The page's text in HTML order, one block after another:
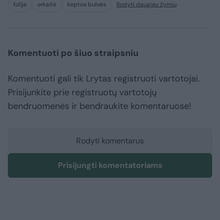
folija orkaitė keptos bulvės Rodyti daugiau žymių
Komentuoti po šiuo straipsniu
Komentuoti gali tik Lrytas registruoti vartotojai.
Prisijunkite prie registruotų vartotojų
bendruomenės ir bendraukite komentaruose!
Rodyti komentarus
Prisijungti komentatoriams